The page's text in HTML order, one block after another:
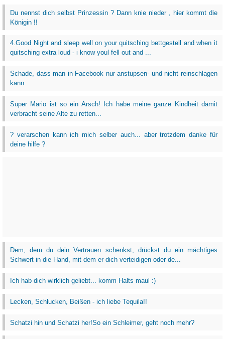
Du nennst dich selbst Prinzessin ? Dann knie nieder , hier kommt die
Königin !!
4.Good Night and sleep well on your quitsching bettgestell and when it
quitsching extra loud - i know youl fell out and ...
Schade, dass man in Facebook nur anstupsen- und nicht reinschlagen
kann
Super Mario ist so ein Arsch! Ich habe meine ganze Kindheit damit
verbracht seine Alte zu retten...
? verarschen kann ich mich selber auch... aber trotzdem danke für
deine hilfe ?
Dem, dem du dein Vertrauen schenkst, drückst du ein mächtiges
Schwert in die Hand, mit dem er dich verteidigen oder de...
Ich hab dich wirklich geliebt... komm Halts maul :)
Lecken, Schlucken, Beißen - ich liebe Tequila!!
Schatzi hin und Schatzi her!So ein Schleimer, geht noch mehr?